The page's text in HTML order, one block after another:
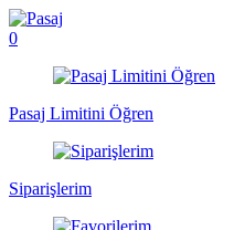
0
Pasaj Limitini Öğren
Siparişlerim